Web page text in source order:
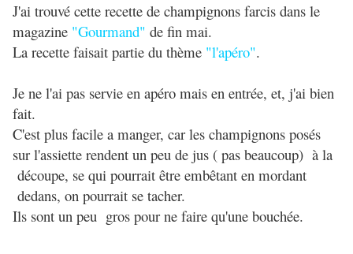
J'ai trouvé cette recette de champignons farcis dans le
magazine "Gourmand" de fin mai.
La recette faisait partie du thème "l'apéro".
Je ne l'ai pas servie en apéro mais en entrée, et, j'ai bien
fait.
C'est plus facile a manger, car les champignons posés
sur l'assiette rendent un peu de jus ( pas beaucoup) à la
découpe, se qui pourrait être embêtant en mordant
dedans, on pourrait se tacher.
Ils sont un peu gros pour ne faire qu'une bouchée.